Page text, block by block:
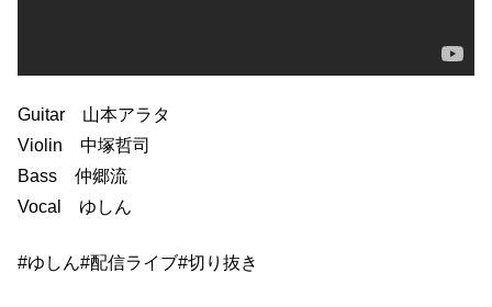
Guitar 山本アラタ
Violin 中塚哲司
Bass 仲郷流
Vocal ゆしん
#ゆしん#配信ライブ#切り抜き